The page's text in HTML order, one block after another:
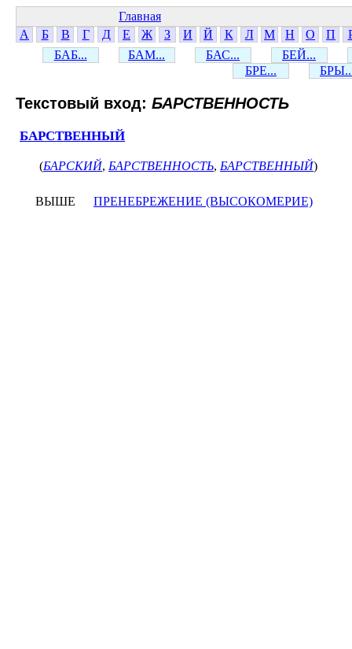
Главная
А
Б В Г Д Е Ж З И Й К Л М Н О П
БАБ...
БАМ... БАС...
БЕЙ...
БРЕ...
Текстовый вход: БАРСТВЕННОСТЬ
БАРСТВЕННЫЙ
(БАРСКИЙ, БАРСТВЕННОСТЬ, БАРСТВЕННЫЙ)
ВЫШЕ ПРЕНЕБРЕЖЕНИЕ (ВЫСОКОМЕРИЕ)